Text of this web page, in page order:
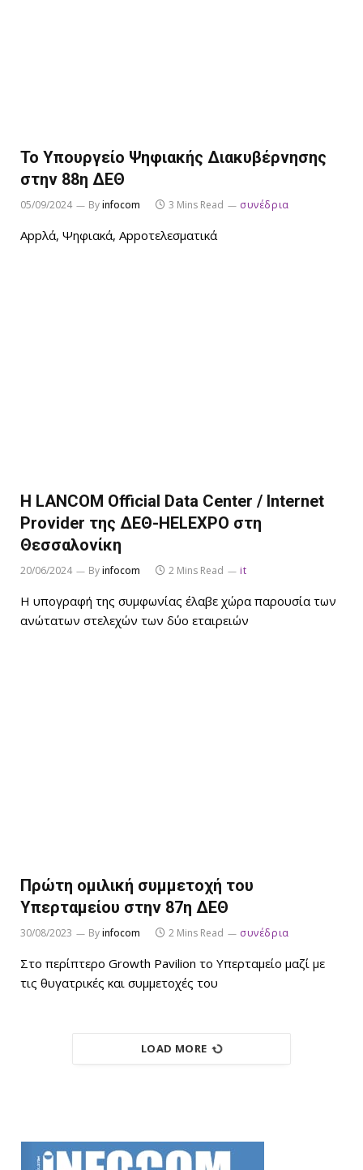
Το Υπουργείο Ψηφιακής Διακυβέρνησης
στην 88η ΔΕΘ
05/09/2024 Byinfocom 3 Mins Read συνέδρια
Appλά, Ψηφιακά, Appοτελεσματικά
Η LANCOM Official Data Center / Internet
Provider της ΔΕΘ-HELEXPO στη
Θεσσαλονίκη
20/06/2024 Byinfocom 2 Mins Read it
Η υπογραφή της συμφωνίας έλαβε χώρα παρουσία των
ανώτατων στελεχών των δύο εταιρειών
Πρώτη ομιλική συμμετοχή του
Υπερταμείου στην 87η ΔΕΘ
30/08/2023 Byinfocom 2 Mins Read συνέδρια
Στο περίπτερο Growth Pavilion το Υπερταμείο μαζί με
τις θυγατρικές και συμμετοχές του
LOAD MORE